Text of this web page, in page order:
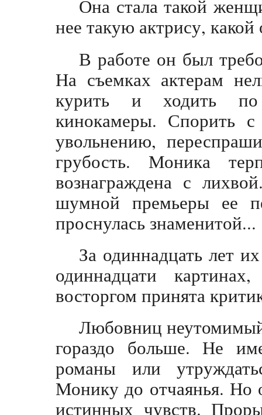
Она стала такой
нее такую актрису, какой
В работе он был
На съемках актерам
курить и ходить по
кинокамеры. Спорить
увольнению,
грубость. Моника
вознаграждена с
шумной премьеры ее
проснулась знаменитой...
За одиннадцать лет
одиннадцати
восторгом принята
Любовниц
гораздо больше. Не
романы или
Монику до отчаянья. Но
истинных чувств.